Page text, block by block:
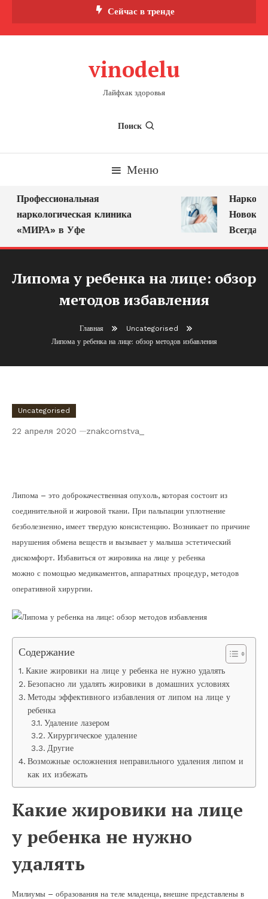
Сейчас в тренде
vinodelu
Лайфхак здоровья
Поиск
Меню
Профессиональная
наркологическая клиника
«МИРА» в Уфе
Всегда
Липома у ребенка на лице: обзор
методов избавления
Главная
Uncategorised
Липома у ребенка на лице: обзор методов избавления
Uncategorised
22 апреля 2020 znakcomstva_
Липома – это доброкачественная опухоль, которая состоит из
соединительной и жировой ткани. При пальпации уплотнение
безболезненно, имеет твердую консистенцию. Возникает по причине
нарушения обмена веществ и вызывает у малыша эстетический
дискомфорт. Избавиться от жировика на лице у ребенка
можно с помощью медикаментов, аппаратных процедур, методов
оперативной хирургии.
Содержание
Какие жировики на лице у ребенка не нужно удалять
Безопасно ли удалять жировики в домашних условиях
Методы эффективного избавления от липом на лице у
ребенка
Удаление лазером
Хирургическое удаление
Другие
Возможные осложнения неправильного удаления липом и
как их избежать
Какие жировики на лице
у ребенка не нужно
удалять
Милиумы – образования на теле младенца, внешне представлены в